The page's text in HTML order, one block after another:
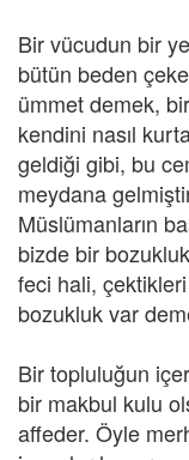
Bir vücudun bir
bütün beden
ümmet demek,
kendini nasıl
geldiği gibi, bu
meydana
Müslümanların
bizde bir
feci hali,
bozukluk var
Bir topluluğun
bir makbul kulu
affeder. Öyle